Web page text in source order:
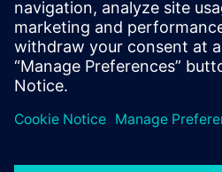
Voor iedereen die betrokken is bij de
elektrische installaties en een goed
principiële werking,
Generatoren.